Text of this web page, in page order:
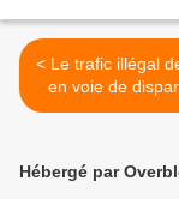
< Le trafic illégal de requins
en voie de
poursuit de
Hébergé par